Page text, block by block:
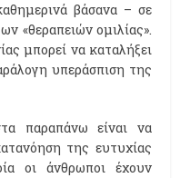
βάσανα – σε
«θεραπειών ομιλίας».
μπορεί να καταλήξει
υπεράσπιση της
παραπάνω είναι να
της ευτυχίας
οι άνθρωποι έχουν